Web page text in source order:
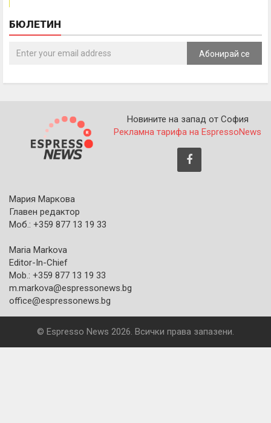
БЮЛЕТИН
Абонирай се
Новините на запад от София
Рекламна тарифа на EspressoNews
Мария Маркова
Главен редактор
Моб.: +359 877 13 19 33
Maria Markova
Editor-In-Chief
Mob.: +359 877 13 19 33
m.markova@espressonews.bg
office@espressonews.bg
© Espresso News 2026. Всички права запазени.